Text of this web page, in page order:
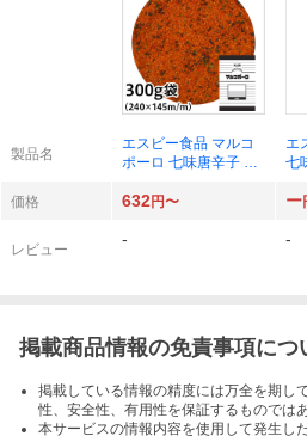
製品名
エスビー食品 マルコ
ポーロ 七味唐辛子 30
エ
七
価格 632円〜 ー
レビュー
- -
掲載商品情報の免責事項につ
掲載している情報の精度には万全を期し
性、安全性、有用性を保証するものでは
本サービスの情報内容を使用して発生し